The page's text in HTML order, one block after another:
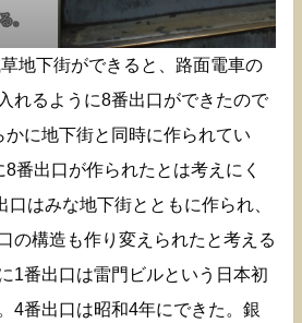
。
地下街ができると、路面電車の
れるように8番出口ができたので
に地下街と同時に作られてい
番出口が作られたとは考えにく
口はみな地下街とともに作られ、
の構造も作り変えられたと考える
1番出口は雷門ビルという日本初
4番出口は昭和4年にできた。銀